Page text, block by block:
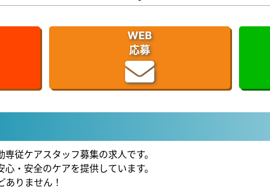
WEB
応募
従ケアスタッフ募集の求人です。
・安全のケアを提供しています。
りません！